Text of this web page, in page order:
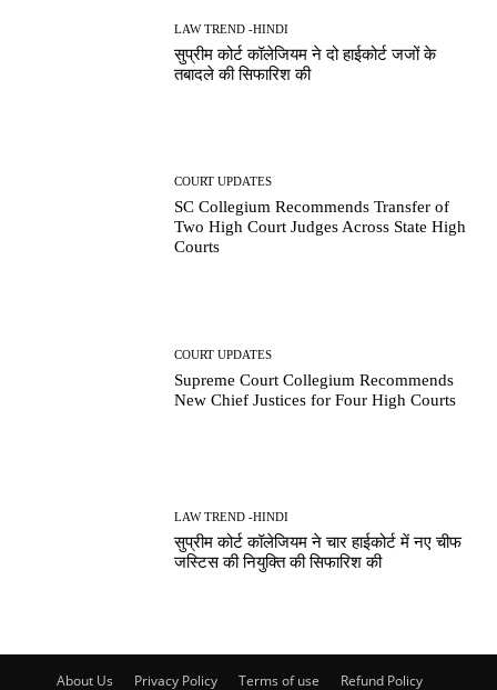
LAW TREND -HINDI
सुप्रीम कोर्ट कॉलेजियम ने दो हाईकोर्ट जजों के
तबादले की सिफारिश की
COURT UPDATES
SC Collegium Recommends Transfer of
Two High Court Judges Across State High
Courts
COURT UPDATES
Supreme Court Collegium Recommends
New Chief Justices for Four High Courts
LAW TREND -HINDI
सुप्रीम कोर्ट कॉलेजियम ने चार हाईकोर्ट में नए चीफ
जस्टिस की नियुक्ति की सिफारिश की
About Us Privacy Policy Terms of use Refund Policy